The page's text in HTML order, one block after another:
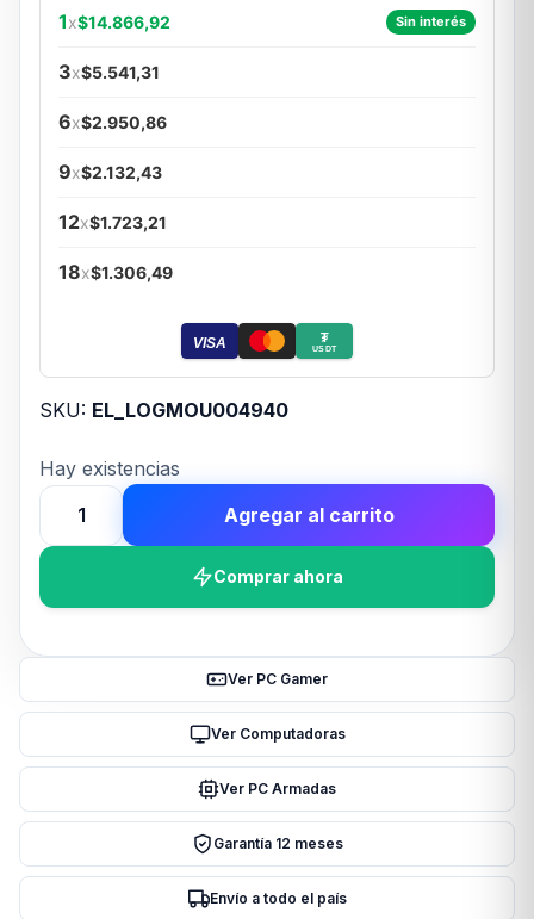
1x$14.866,92 Sin interés
3x$5.541,31
6x$2.950,86
9x$2.132,43
12x$1.723,21
18x$1.306,49
VISA ₮
USDT
SKU: EL_LOGMOU004940
Hay existencias
Mouse
Inalámbrico
Agregar al carrito
Comprar ahora
Ver PC Gamer
Ver Computadoras
Ver PC Armadas
Garantía 12 meses
Envío a todo el país